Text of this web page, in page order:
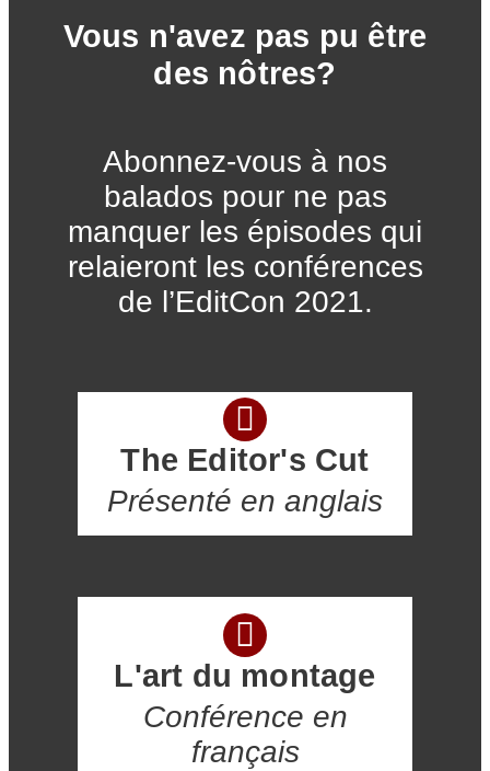
Vous n'avez pas pu être
des nôtres?
Abonnez-vous à nos
balados pour ne pas
manquer les épisodes qui
relaieront les conférences
de l’EditCon 2021.
The Editor's Cut
Présenté en anglais
L'art du montage
Conférence en
français